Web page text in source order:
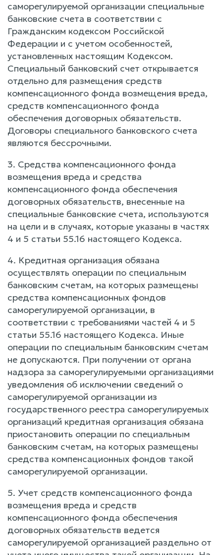
саморегулируемой организации специальные
банковские счета в соответствии с
Гражданским кодексом Российской
Федерации и с учетом особенностей,
установленных настоящим Кодексом.
Специальный банковский счет открывается
отдельно для размещения средств
компенсационного фонда возмещения вреда,
средств компенсационного фонда
обеспечения договорных обязательств.
Договоры специального банковского счета
являются бессрочными.
3. Средства компенсационного фонда
возмещения вреда и средства
компенсационного фонда обеспечения
договорных обязательств, внесенные на
специальные банковские счета, используются
на цели и в случаях, которые указаны в частях
4 и 5 статьи 55.16 настоящего Кодекса.
4. Кредитная организация обязана
осуществлять операции по специальным
банковским счетам, на которых размещены
средства компенсационных фондов
саморегулируемой организации, в
соответствии с требованиями частей 4 и 5
статьи 55.16 настоящего Кодекса. Иные
операции по специальным банковским счетам
не допускаются. При получении от органа
надзора за саморегулируемыми организациями
уведомления об исключении сведений о
саморегулируемой организации из
государственного реестра саморегулируемых
организаций кредитная организация обязана
приостановить операции по специальным
банковским счетам, на которых размещены
средства компенсационных фондов такой
саморегулируемой организации.
5. Учет средств компенсационного фонда
возмещения вреда и средств
компенсационного фонда обеспечения
договорных обязательств ведется
саморегулируемой организацией раздельно от